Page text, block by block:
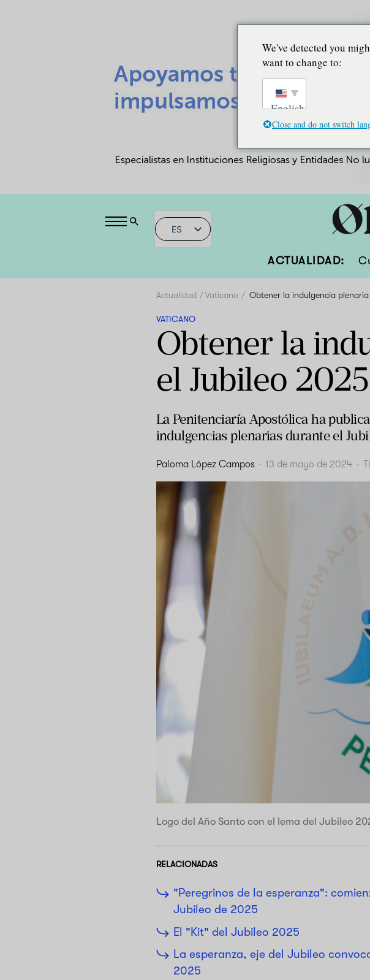
ES
ACTUALIDAD:
Actualidad Vaticano Obtener la indulgencia
VATICANO
Obtener la
el Jubileo 2025
La Penitenciaría Apostólica ha
indulgencias plenarias durante el
Paloma López Campos · 13 de mayo de 2024 ·
Logo del Año Santo con el lema del Jubileo
RELACIONADAS
"Peregrinos de la esperanza":
Jubileo de 2025
El "Kit" del Jubileo 2025
La esperanza, eje del Jubileo
2025
We've detected you
want to change to:
English
Close and do not switch